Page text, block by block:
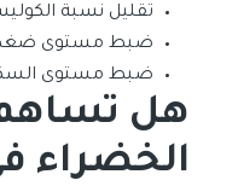
تقليل نسبة
ضبط مستوى ضغط
ضبط مستوى السكر
هل
الخضراء